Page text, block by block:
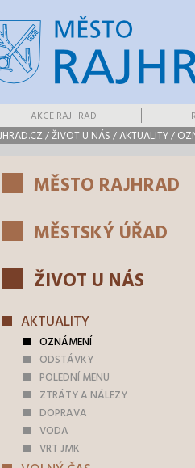
AKCE RAJHRAD
/ŽIVOT U NÁS /AKTUALITY/
MĚSTO RAJHRAD
MĚSTSKÝ ÚŘAD
ŽIVOT U NÁS
AKTUALITY
OZNÁMENÍ
ODSTÁVKY
POLEDNÍ MENU
ZTRÁTY A NÁLEZY
DOPRAVA
VODA
VRT JMK